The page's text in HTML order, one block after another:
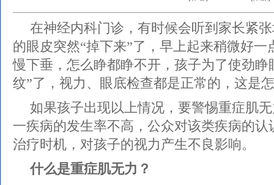
在神经内科门诊，有时候会听到家长紧
的眼皮突然“掉下来”了，早上起来稍微好
慢下垂，怎么睁都睁不开，孩子为了使劲睁
纹”了，视力、眼底检查都是正常的，这是
如果孩子出现以上情况，要警惕重症肌
一疾病的发生率不高，公众对该类疾病的
治疗时机，对孩子的视力产生不良影响。
什么是重症肌无力？